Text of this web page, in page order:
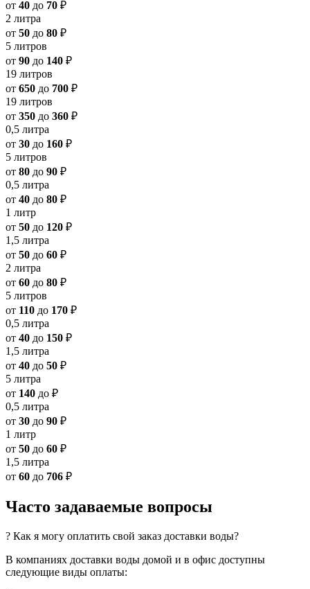
от 40 до 70 ₽
2 литра
от 50 до 80 ₽
5 литров
от 90 до 140 ₽
19 литров
от 650 до 700 ₽
19 литров
от 350 до 360 ₽
0,5 литра
от 30 до 160 ₽
5 литров
от 80 до 90 ₽
0,5 литра
от 40 до 80 ₽
1 литр
от 50 до 120 ₽
1,5 литра
от 50 до 60 ₽
2 литра
от 60 до 80 ₽
5 литров
от 110 до 170 ₽
0,5 литра
от 40 до 150 ₽
1,5 литра
от 40 до 50 ₽
5 литра
от 140 до ₽
0,5 литра
от 30 до 90 ₽
1 литр
от 50 до 60 ₽
1,5 литра
от 60 до 706 ₽
Часто задаваемые вопросы
? Как я могу оплатить свой заказ доставки воды?
В компаниях доставки воды домой и в офис доступны
следующие виды оплаты: